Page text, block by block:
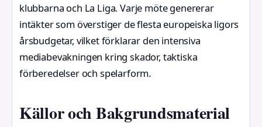
klubbarna och La Liga. Varje möte genererar
intäkter som överstiger de flesta europeiska ligors
årsbudgetar, vilket förklarar den intensiva
mediabevakningen kring skador, taktiska
förberedelser och spelarform.
Källor och Bakgrundsmaterial